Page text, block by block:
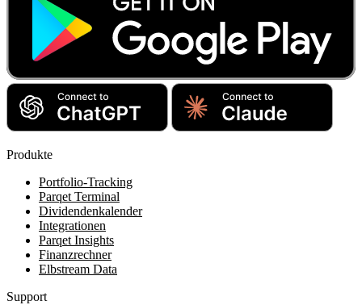
Produkte
Portfolio-Tracking
Parqet Terminal
Dividendenkalender
Integrationen
Parqet Insights
Finanzrechner
Elbstream Data
Support